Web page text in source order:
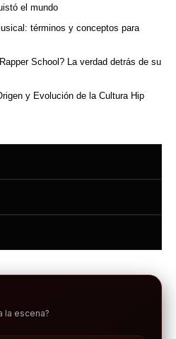
el mundo
términos y conceptos para
School? La verdad detrás de su
y Evolución de la Cultura Hip
la escena?